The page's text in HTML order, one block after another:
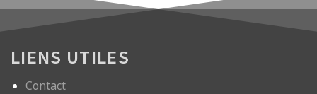
LIENS UTILES
Contact